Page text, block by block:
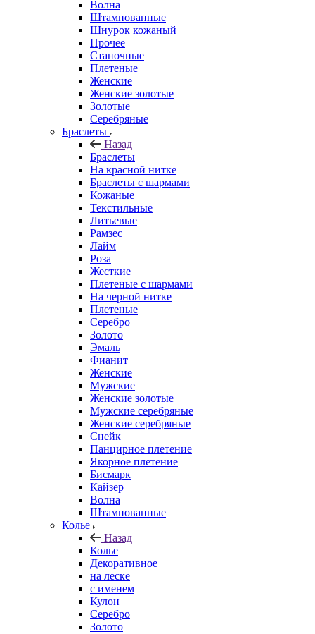
Волна
Штампованные
Шнурок кожаный
Прочее
Станочные
Плетеные
Женские
Женские золотые
Золотые
Серебряные
Браслеты
Назад
Браслеты
На красной нитке
Браслеты с шармами
Кожаные
Текстильные
Литьевые
Рамзес
Лайм
Роза
Жесткие
Плетеные с шармами
На черной нитке
Плетеные
Серебро
Золото
Эмаль
Фианит
Женские
Мужские
Женские золотые
Мужские серебряные
Женские серебряные
Снейк
Панцирное плетение
Якорное плетение
Бисмарк
Кайзер
Волна
Штампованные
Колье
Назад
Колье
Декоративное
на леске
с именем
Кулон
Серебро
Золото